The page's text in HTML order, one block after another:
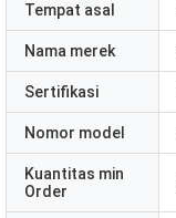
Tempat asal
Nama merek
Sertifikasi
Nomor model
Kuantitas min
Order